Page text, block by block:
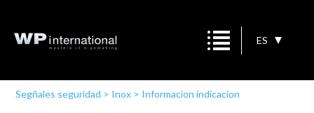
ES
Segñales seguridad > Inox > Informacion indicacion